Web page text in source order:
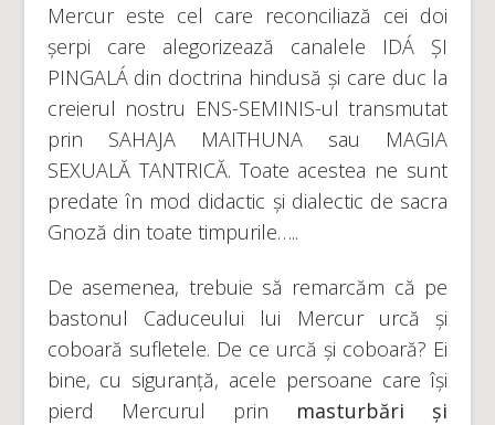
Mercur este cel care reconciliază cei doi
șerpi care alegorizează canalele IDÁ ȘI
PINGALÁ din doctrina hindusă și care duc la
creierul nostru ENS-SEMINIS-ul transmutat
prin SAHAJA MAITHUNA sau MAGIA
SEXUALĂ TANTRICĂ. Toate acestea ne sunt
predate în mod didactic și dialectic de sacra
Gnoză din toate timpurile…..
De asemenea, trebuie să remarcăm că pe
bastonul Caduceului lui Mercur urcă și
coboară sufletele. De ce urcă și coboară? Ei
bine, cu siguranță, acele persoane care își
pierd Mercurul prin masturbări și